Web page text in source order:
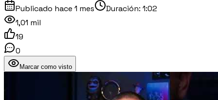
Publicado hace 1 mes Duración: 1:02
1,01 mil
19
0
Marcar como visto